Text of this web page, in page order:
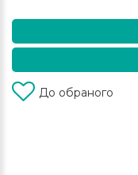
До обраного